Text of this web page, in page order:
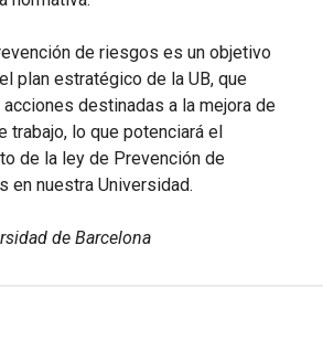
de riesgos es un objetivo
plan estratégico de la UB, que
destinadas a la mejora de
trabajo, lo que potenciará el
de la ley de Prevención de
en nuestra Universidad.
de Barcelona